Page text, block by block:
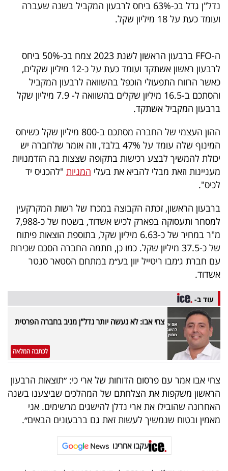
UNDER
40
שיתופי
פעולה
דרושים
ניוזלטרים
מייל
אדום
פרסמו
באייס
עקבו
אחרינו:
נדל"ן גדל בכ-63% ביחס לרבעון המקביל בשנה שעברה
ועומד כעת על 18 מיליון שקל.
ה-FFO ברבעון הראשון לשנת 2023 צמח בכ-50% ביחס
לרבעון ראשון אשתקד ועומד כעת על כ-12 מיליון שקלים,
כאשר הרווח התפעולי הוכפל בהשוואה לרבעון המקביל
והסתכם ב-16.5 מיליון שקלים בהשוואה ל- 7.9 מיליון שקל
ברבעון המקביל אשתקד.
ההון העצמי של החברה מסתכם ב-800 מיליון שקל כשיחס
המינוף שלה עומד על 47% בלבד, וזה אומר שלחברה יש
יכולת להמשיך לבצע רכישות בתקופה שצצות בה הזדמנויות
מעניינות וזאת מבלי להביא את בעלי המניות "להכניס יד
לכיס".
ברבעון הראשון, זכתה הקבוצה במכרז של רשות המקרקעין
למסחר ותעסוקה בפארק לכיש אשדוד, בשטח של כ-7,988
מ"ר במחיר של כ-6.63 מיליון שקל, בתוספת הוצאות פיתוח
של כ-37.5 מיליון שקל. כמו כן, חתמה החברה הסכם שכירות
עם חברת ג׳מבו ריטייל יוון בע״מ במתחם הסטאר סנטר
אשדוד.
עוד ב-
צחי אבו: לא נעשה יותר נדל"ן מניב בחברה הפרטית
לכתבה המלאה
צחי אבו אמר עם פרסום הדוחות של ארי כי: ״תוצאות הרבעון
הראשון משקפות את הצלחתם של המהלכים שביצענו בשנה
האחרונה שהובילו את ארי נדלן להישגים מרשימים. אני
מאמין ובטוח שנמשיך לעשות זאת גם ברבעונים הבאים״.
עקבו אחרינו